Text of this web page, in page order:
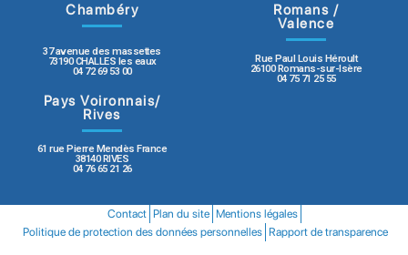
Chambéry
37 avenue des massettes
73190 CHALLES les eaux
04 72 69 53 00
Romans /
Valence
Rue Paul Louis Héroult
26100 Romans-sur-Isère
04 75 71 25 55
Pays Voironnais/
Rives
61 rue Pierre Mendès France
38140 RIVES
04 76 65 21 26
Contact Plan du site Mentions légales
Politique de protection des données personnelles Rapport de transparence